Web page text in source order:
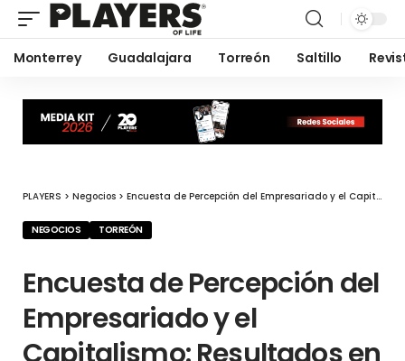
Monterrey Guadalajara Torreón Saltillo
PLAYERS > Negocios > Encuesta de Percepción del Empresariado y el Capitalismo: Resultados en La Laguna
NEGOCIOS TORREÓN
Encuesta de Percepción del
Empresariado y el